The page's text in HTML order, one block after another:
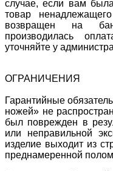
случае, если вам
товар
возвращен на
производилась
уточняйте у
ОГРАНИЧЕНИЯ
Гарантийные
ножей» не
был поврежден в
или неправильной
изделие выходит из
преднамеренной